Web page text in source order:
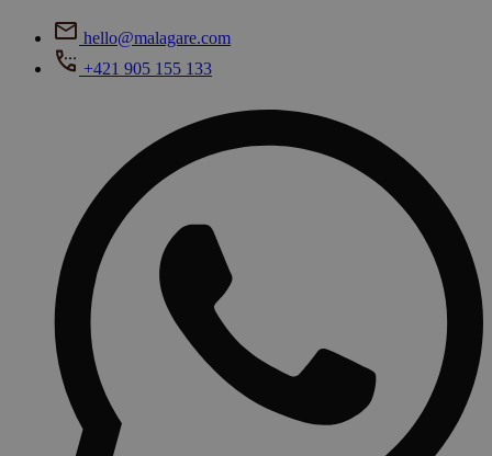
hello@malagare.com
+421 905 155 133